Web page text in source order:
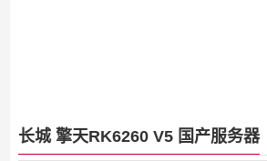
长城 擎天RK6260 V5 国产服务器